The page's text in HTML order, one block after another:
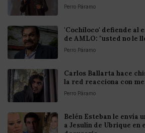
Perro Páramo
'Cochiloco' defiende al
de AMLO: "usted no le
Perro Páramo
Carlos Ballarta hace
la red reacciona con
Perro Páramo
Belén Esteban le envía
a Jesulín de Ubrique en